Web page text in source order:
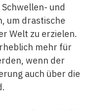
und
um drastische
Welt zu erzielen.
mehr für
wenn der
auch über die